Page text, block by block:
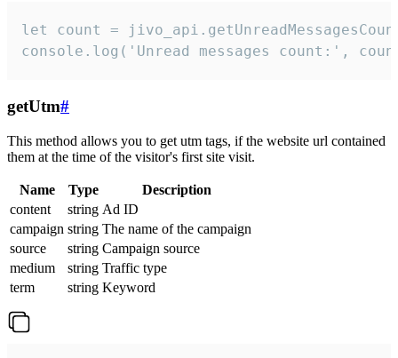
let count =
console.log('Unread messages count:',
getUtm#
This method allows you to get utm tags, if the website url contained
them at the time of the visitor's first site visit.
Name Type
Description
content
string Ad ID
campaign string The name of the campaign
source
string Campaign source
medium
string Traffic type
term
string Keyword